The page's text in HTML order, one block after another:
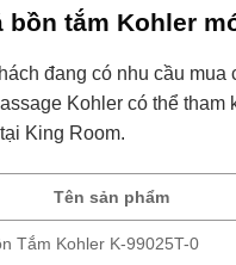
bồn tắm Kohler
đang có nhu cầu mua
Kohler có thể tham
King Room.
Tên sản phẩm
Tắm Kohler K-99025T-0